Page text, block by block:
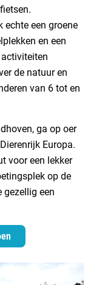
echte een groene
en een
de natuur en
van 6 tot en
ga op oer
Europa.
voor een lekker
op de
gezellig een